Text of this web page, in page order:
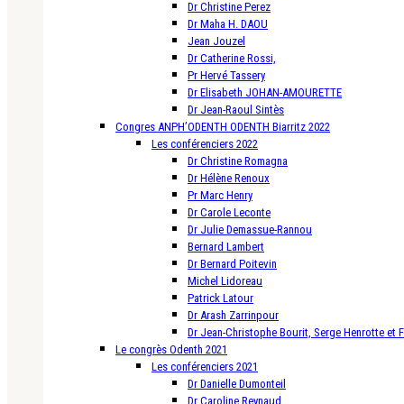
Dr Christine Perez
Dr Maha H. DAOU
Jean Jouzel
Dr Catherine Rossi,
Pr Hervé Tassery
Dr Elisabeth JOHAN-AMOURETTE
Dr Jean-Raoul Sintès
Congres ANPH’ODENTH ODENTH Biarritz 2022
Les conférenciers 2022
Dr Christine Romagna
Dr Hélène Renoux
Pr Marc Henry
Dr Carole Leconte
Dr Julie Demassue-Rannou
Bernard Lambert
Dr Bernard Poitevin
Michel Lidoreau
Patrick Latour
Dr Arash Zarrinpour
Dr Jean-Christophe Bourit, Serge Henrotte et
Le congrès Odenth 2021
Les conférenciers 2021
Dr Danielle Dumonteil
Dr Caroline Reynaud